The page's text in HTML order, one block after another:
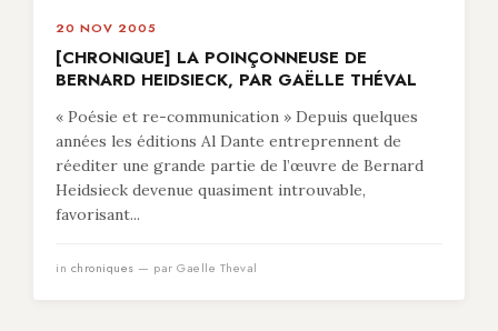
20 NOV 2005
[CHRONIQUE] LA POINÇONNEUSE DE
BERNARD HEIDSIECK, PAR GAËLLE THÉVAL
« Poésie et re-communication » Depuis quelques
années les éditions Al Dante entreprennent de
réediter une grande partie de l’œuvre de Bernard
Heidsieck devenue quasiment introuvable,
favorisant...
in chroniques — par Gaelle Theval